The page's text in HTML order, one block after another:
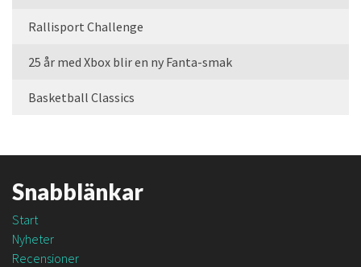
Rallisport Challenge
25 år med Xbox blir en ny Fanta-smak
Basketball Classics
Snabblänkar
Start
Nyheter
Recensioner